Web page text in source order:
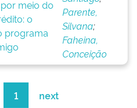
meio do
o
programa
Parente,
Silvana;
Faheina,
Conceição
1 next